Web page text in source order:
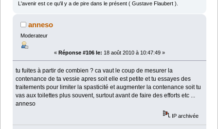
L'avenir est ce qu'il y a de pire dans le présent ( Gustave Flaubert ).
anneso
Moderateur
« Réponse #106 le: 18 août 2010 à 10:47:49 »
tu fuites à partir de combien ? ca vaut le coup de mesurer la
contenance de ta vessie apres soit elle est petite et tu essayes des
traitements pour limiter la spasticité et augmenter la contenance soit tu
vas aux toilettes plus souvent, surtout avant de faire des efforts etc ...
anneso
IP archivée